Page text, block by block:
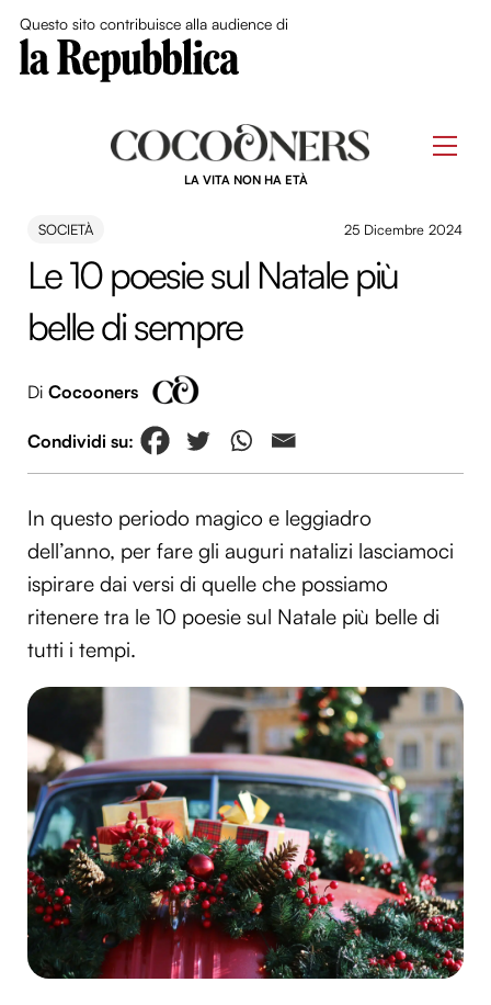
Questo sito contribuisce alla audience di
LA VITA NON HA ETÀ
SOCIETÀ 25 Dicembre 2024
Le 10 poesie sul Natale più
belle di sempre
Di Cocooners
In questo periodo magico e leggiadro
dell’anno, per fare gli auguri natalizi lasciamoci
ispirare dai versi di quelle che possiamo
ritenere tra le 10 poesie sul Natale più belle di
tutti i tempi.